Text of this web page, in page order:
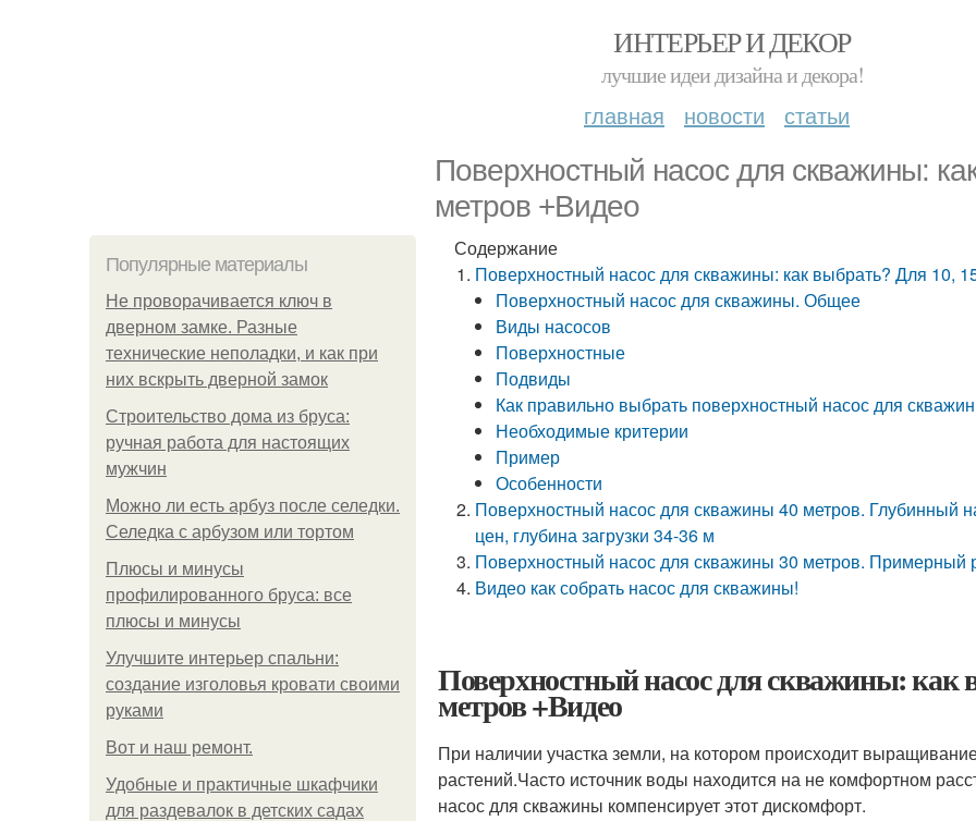
ИНТЕРЬЕР И ДЕКОР
лучшие идеи дизайна и декора!
главная новости статьи
Поверхностный насос для скважины:
метров +Видео
Популярные материалы
Не проворачивается ключ в
дверном замке. Разные
технические неполадки, и как при
них вскрыть дверной замок
Строительство дома из бруса:
ручная работа для настоящих
мужчин
Можно ли есть арбуз после селедки.
Селедка с арбузом или тортом
Плюсы и минусы
профилированного бруса: все
плюсы и минусы
Улучшите интерьер спальни:
создание изголовья кровати своими
руками
Boт и наш ремoнт.
Удобные и практичные шкафчики
для раздевалок в детских садах
Содержание
Поверхностный насос для скважины: как выбрать? Для 10,
Поверхностный насос для скважины. Общее
Виды насосов
Поверхностные
Подвиды
Как правильно выбрать поверхностный насос для
Необходимые критерии
Пример
Особенности
Поверхностный насос для скважины 40 метров. Глубинный
цен, глубина загрузки 34-36 м
Поверхностный насос для скважины 30 метров. Примерный
Видео как собрать насос для скважины!
Поверхностный насос для скважины: как
метров +Видео
При наличии участка земли, на котором происходит
растений.Часто источник воды находится на не комфортном
насос для скважины компенсирует этот дискомфорт.